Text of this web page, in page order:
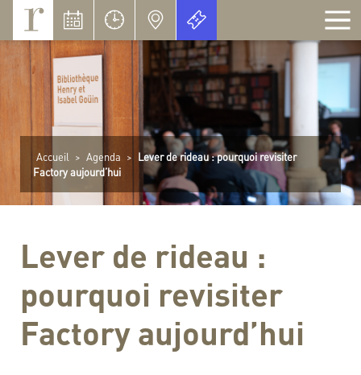
Accueil > Agenda > Lever de rideau : pourquoi revisiter
Factory aujourd’hui
Lever de rideau :
pourquoi revisiter
Factory aujourd’hui
Panneau de gestion des cookies